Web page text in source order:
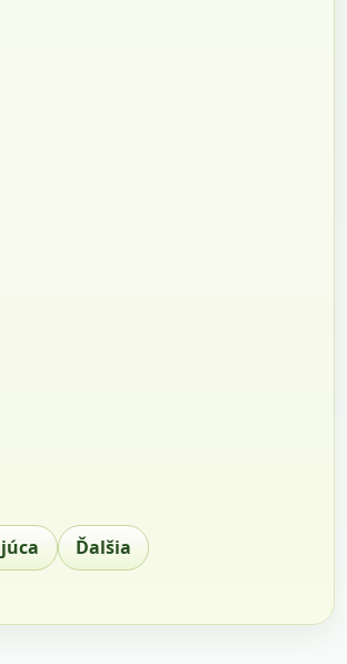
Ďalšia